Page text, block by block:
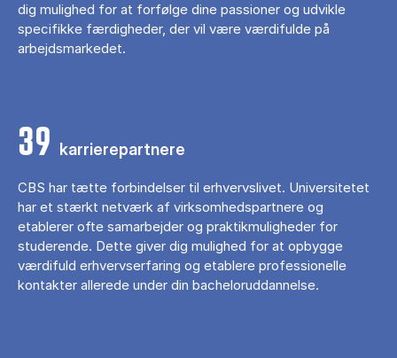
dig mulighed for at forfølge dine passioner og udvikle
specifikke færdigheder, der vil være værdifulde på
arbejdsmarkedet.
39 karrierepartnere
CBS har tætte forbindelser til erhvervslivet. Universitetet
har et stærkt netværk af virksomhedspartnere og
etablerer ofte samarbejder og praktikmuligheder for
studerende. Dette giver dig mulighed for at opbygge
værdifuld erhvervserfaring og etablere professionelle
kontakter allerede under din bacheloruddannelse.